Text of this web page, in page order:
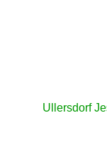
Ullersdorf